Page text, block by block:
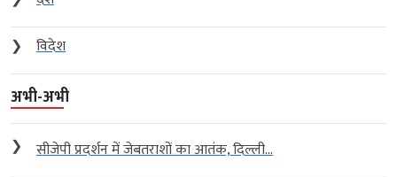
❯
विदेश
अभी-अभी
❯ सीजेपी प्रदर्शन में जेबतराशों का आतंक, दिल्ली...